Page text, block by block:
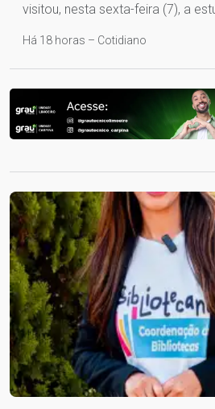
visitou, nesta sexta-feira (7), a
Há 18 horas – Cotidiano